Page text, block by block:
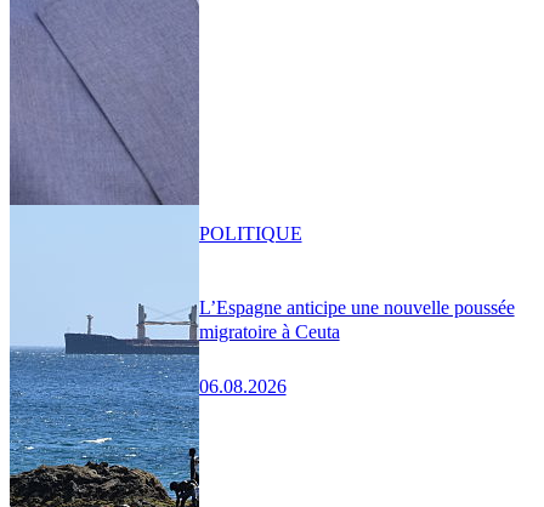
L’Espagne anticipe une nouvelle poussée
migratoire à Ceuta
06.08.2026
POLITIQUE